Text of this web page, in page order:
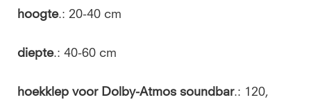
hoogte.: 20-40 cm
diepte.: 40-60 cm
hoekklep voor Dolby-Atmos soundbar.: 120,